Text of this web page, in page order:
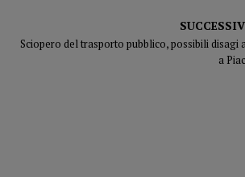
Sciopero del trasporto pubblico, possibili disagi
a